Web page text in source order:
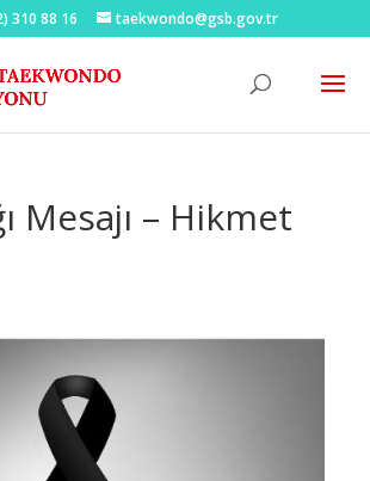
310 88 16 taekwondo@gsb.gov.tr
Mesajı – Hikmet